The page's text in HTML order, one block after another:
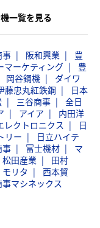
一覧を見る
事 阪和興業
豊
マーケティング
豊
岡谷鋼機
ダイワ
藤忠丸紅鉄鋼
日本
三谷商事
全日
アイア
内田洋
レクトロニクス
日
リー
日立ハイテ
事 冨士機材
マ
松田産業
田村
モリタ
西本貿
マシネックス